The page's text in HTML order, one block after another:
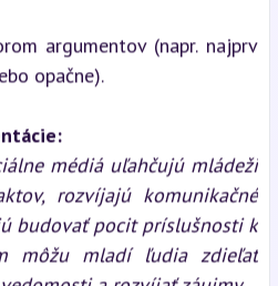
argumentov (napr. najprv
opačne).
médiá uľahčujú mládeži
rozvíjajú komunikačné
budovať pocit príslušnosti k
môžu mladí ľudia zdieľať